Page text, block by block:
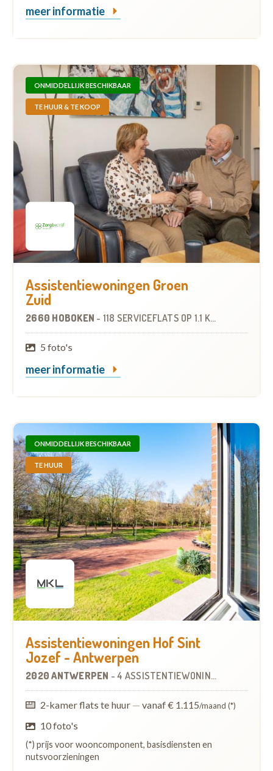
meer informatie
ONMIDDELLIJK BESCHIKBAAR
TE HUUR & TE KOOP
Assistentiewoningen Groen
Zuid
2660 HOBOKEN - 118 SERVICEFLATS OP 1.1 KM
5 foto's
meer informatie
ONMIDDELLIJK BESCHIKBAAR
TE HUUR
Assistentiewoningen Hof Sint
Jozef - Antwerpen
2020 ANTWERPEN -4 ASSISTENTIEWONINGEN
2-kamer flats te huur — vanaf € 1.115/maand (*)
10 foto's
(*) prijs voor wooncomponent, basisdiensten en
nutsvoorzieningen